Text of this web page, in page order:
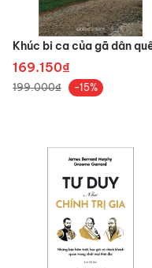
Khúc bi ca của gã dân
169.150₫
199.000₫ -15%